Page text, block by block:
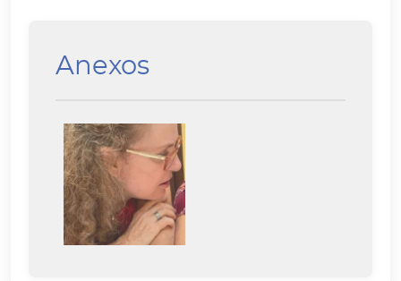
Anexos